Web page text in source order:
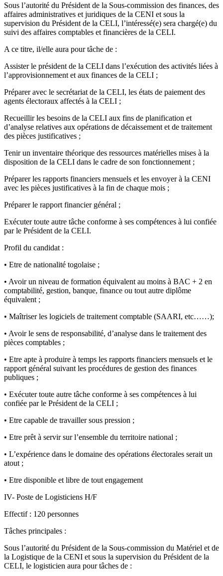
Sous l’autorité du Président de la Sous-commission des finances, des
affaires administratives et juridiques de la CENI et sous la
supervision du Président de la CELI, l’intéressé(e) sera chargé(e) du
suivi des affaires comptables et financières de la CELI.
A ce titre, il/elle aura pour tâche de :
Assister le président de la CELI dans l’exécution des activités liées à
l’approvisionnement et aux finances de la CELI ;
Préparer avec le secrétariat de la CELI, les états de paiement des
agents électoraux affectés à la CELI ;
Recueillir les besoins de la CELI aux fins de planification et
d’analyse relatives aux opérations de décaissement et de traitement
des pièces justificatives ;
Tenir un inventaire théorique des ressources matérielles mises à la
disposition de la CELI dans le cadre de son fonctionnement ;
Préparer les rapports financiers mensuels et les envoyer à la CENI
avec les pièces justificatives à la fin de chaque mois ;
Préparer le rapport financier général ;
Exécuter toute autre tâche conforme à ses compétences à lui confiée
par le Président de la CELI.
Profil du candidat :
• Etre de nationalité togolaise ;
• Avoir un niveau de formation équivalent au moins à BAC + 2 en
comptabilité, gestion, banque, finance ou tout autre diplôme
équivalent ;
• Maîtriser les logiciels de traitement comptable (SAARI, etc……);
• Avoir le sens de responsabilité, d’analyse dans le traitement des
pièces comptables ;
• Etre apte à produire à temps les rapports financiers mensuels et le
rapport général suivant les procédures de gestion des finances
publiques ;
• Exécuter toute autre tâche conforme à ses compétences à lui
confiée par le Président de la CELI ;
• Etre capable de travailler sous pression ;
• Etre prêt à servir sur l’ensemble du territoire national ;
• L’expérience dans le domaine des opérations électorales serait un
atout ;
• Etre disponible et libre de tout engagement
IV- Poste de Logisticiens H/F
Effectif : 120 personnes
Tâches principales :
Sous l’autorité du Président de la Sous-commission du Matériel et de
la Logistique de la CENI et sous la supervision du Président de la
CELI, le logisticien aura pour tâches de :